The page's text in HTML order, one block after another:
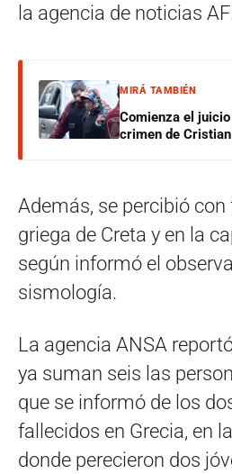
la agencia de noticias
MIRÁ TAMBIÉN
Comienza el
crimen de
Además, se percibió con
griega de Creta y en la
según informó el
sismología.
La agencia ANSA
ya suman seis las
que se informó de los
fallecidos en Grecia, en
donde perecieron dos